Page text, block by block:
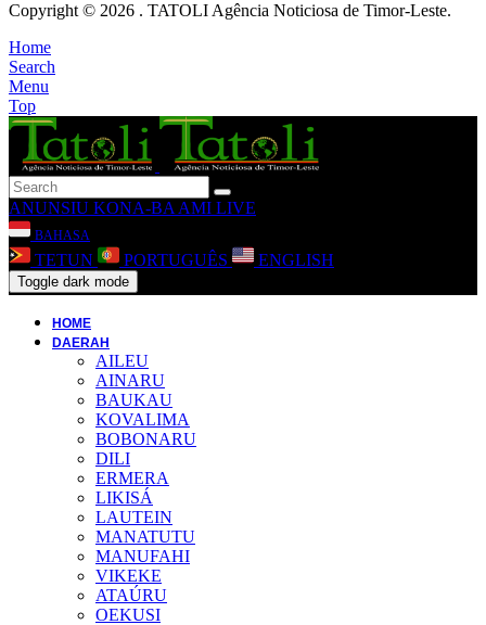
Copyright © 2026 . TATOLI Agência Noticiosa de Timor-Leste.
Home
Search
Menu
Top
ANUNSIU KONA-BA AMI LIVE
BAHASA
TETUN PORTUGUÊS ENGLISH
Toggle dark mode
HOME
DAERAH
AILEU
AINARU
BAUKAU
KOVALIMA
BOBONARU
DILI
ERMERA
LIKISÁ
LAUTEIN
MANATUTU
MANUFAHI
VIKEKE
ATAÚRU
OEKUSI